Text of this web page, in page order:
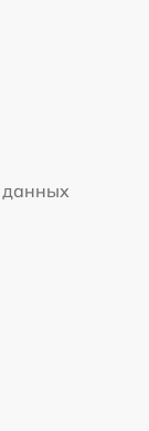
данных